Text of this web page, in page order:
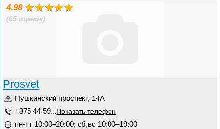
4.98
(65 оценок)
Prosvet
Пушкинский проспект, 14А
+375 44 59... Показать телефон
пн-пт 10:00–20:00; сб,вс 10:00–19:00